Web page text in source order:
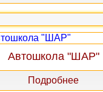
Автошкола "ШАР"
Подробнее